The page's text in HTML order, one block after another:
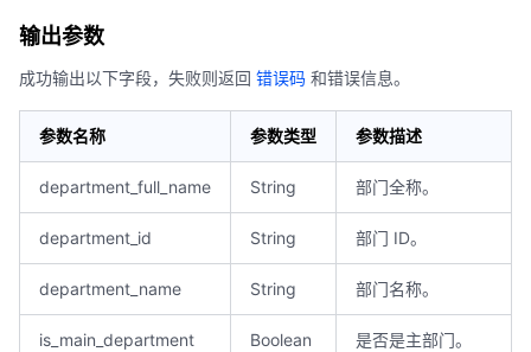
输出参数
成功输出以下字段，失败则返回 错误码 和错误信息。
参数名称 参数类型 参数描述
department_full_name String 部门全称。
department_id String 部门 ID。
department_name String 部门名称。
is_main_department Boolean 是否是主部门。